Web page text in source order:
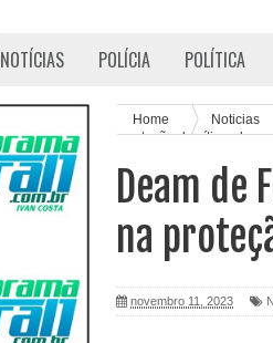
NOTÍCIAS POLÍCIA POLÍTICA
Home Noticias
proteção de vítima de
Deam de
na
novembro 11, 2023